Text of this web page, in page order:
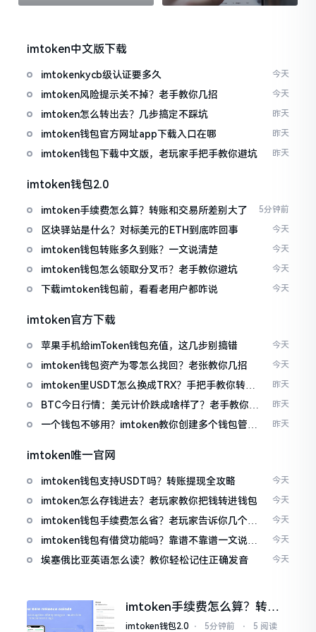
imtoken中文版下载
imtokenkycb级认证要多久 今天
imtoken风险提示关不掉？老手教你几招 今天
imtoken怎么转出去？几步搞定不踩坑 昨天
imtoken钱包官方网址app下载入口在哪 昨天
imtoken钱包下载中文版，老玩家手把手教你避坑 昨天
imtoken钱包2.0
imtoken手续费怎么算？转账和交易所差别大了 5分钟前
区块驿站是什么？对标美元的ETH到底咋回事 今天
imtoken钱包转账多久到账？一文说清楚 今天
imtoken钱包怎么领取分叉币？老手教你避坑 今天
下载imtoken钱包前，看看老用户都咋说 今天
imtoken官方下载
苹果手机给imToken钱包充值，这几步别搞错 今天
imtoken钱包资产为零怎么找回？老张教你几招 今天
imtoken里USDT怎么换成TRX？手把手教你转成
波场币
昨天
BTC今日行情：美元计价跌成啥样了？老手教你咋
昨天
一个钱包不够用？imtoken教你创建多个钱包管理
昨天
imtoken唯一官网
imtoken钱包支持USDT吗？转账提现全攻略 今天
imtoken怎么存钱进去？老玩家教你把钱转进钱包 今天
imtoken钱包手续费怎么省？老玩家告诉你几个实
在招
今天
imtoken钱包有借贷功能吗？靠谱不靠谱一文说清
楚
今天
埃塞俄比亚英语怎么读？教你轻松记住正确发音 今天
imtoken手续费怎么算？转账
和交易所差别大了
imtoken钱包2.0 ⋅ 5分钟前 ⋅ 5 阅读